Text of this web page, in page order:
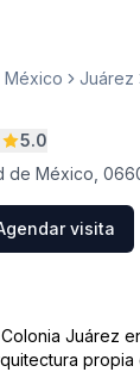
México Juárez
5.0
de México,
visita
Juárez